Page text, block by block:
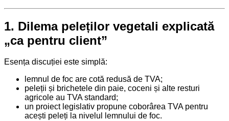
1. Dilema peleților vegetali explicată
„ca pentru client”
Esența discuției este simplă:
lemnul de foc are cotă redusă de TVA;
peleții și brichetele din paie, coceni și alte resturi
agricole au TVA standard;
un proiect legislativ propune coborârea TVA pentru
acești peleți la nivelul lemnului de foc.